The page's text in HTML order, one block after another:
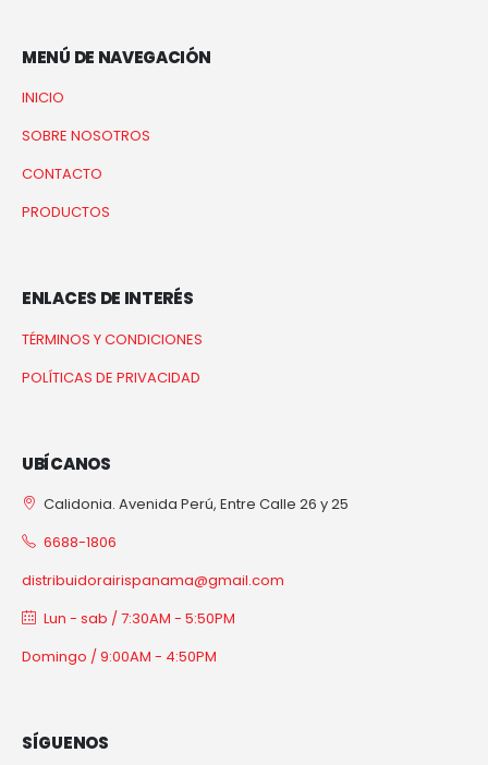
MENÚ DE NAVEGACIÓN
INICIO
SOBRE NOSOTROS
CONTACTO
PRODUCTOS
ENLACES DE INTERÉS
TÉRMINOS Y CONDICIONES
POLÍTICAS DE PRIVACIDAD
UBÍCANOS
Calidonia. Avenida Perú, Entre Calle 26 y 25
6688-1806
distribuidorairispanama@gmail.com
Lun - sab / 7:30AM - 5:50PM
Domingo / 9:00AM - 4:50PM
SÍGUENOS